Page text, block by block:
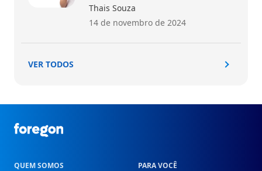
Thais Souza
14 de novembro de 2024
VER TODOS
Foregon.com
QUEM SOMOS PARA VOCÊ